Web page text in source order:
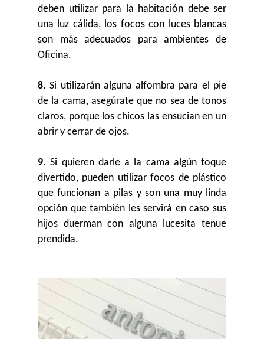
deben utilizar para la habitación debe ser
una luz cálida, los focos con luces blancas
son más adecuados para ambientes de
Oficina.
8.Si utilizarán alguna alfombra para el pie
de la cama, asegúrate que no sea de tonos
claros, porque los chicos las ensucian en un
abrir y cerrar de ojos.
9. Si quieren darle a la cama algún toque
divertido, pueden utilizar focos de plástico
que funcionan a pilas y son una muy linda
opción que también les servirá en caso sus
hijos duerman con alguna lucesita tenue
prendida.